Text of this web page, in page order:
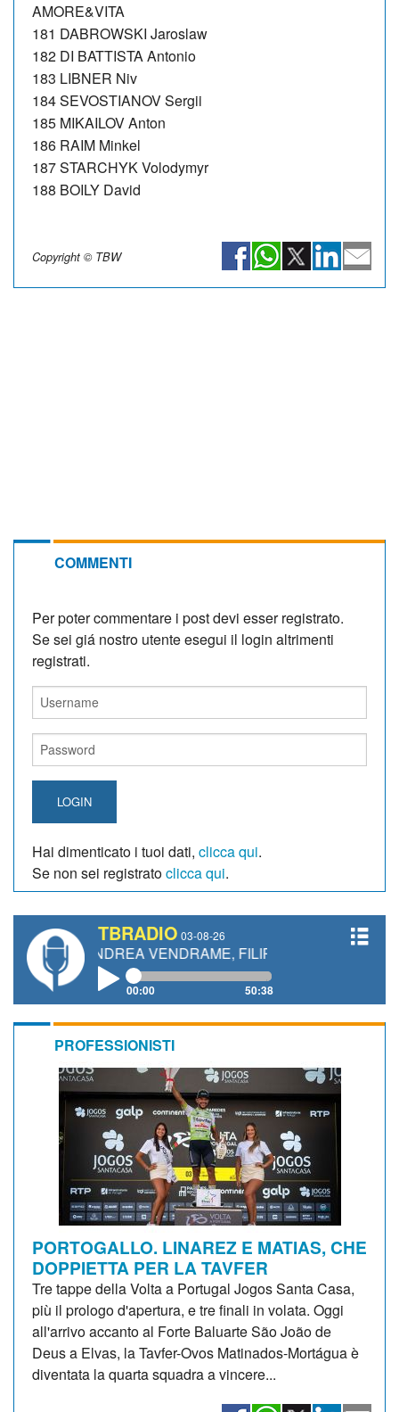
AMORE&VITA
181 DABROWSKI Jaroslaw
182 DI BATTISTA Antonio
183 LIBNER Niv
184 SEVOSTIANOV Sergii
185 MIKAILOV Anton
186 RAIM Minkel
187 STARCHYK Volodymyr
188 BOILY David
Copyright © TBW
COMMENTI
Per poter commentare i post devi esser registrato.
Se sei giá nostro utente esegui il login altrimenti
registrati.
LOGIN
Hai dimenticato i tuoi dati, clicca qui.
Se non sei registratoclicca qui.
TBRADIO 03-08-26
VENDRAME, FILIPPO FIORELLI
00:00 50:38
PROFESSIONISTI
PORTOGALLO. LINAREZ E MATIAS, CHE
DOPPIETTA PER LA TAVFER
Tre tappe della Volta a Portugal Jogos Santa Casa,
più il prologo d'apertura, e tre finali in volata. Oggi
all'arrivo accanto al Forte Baluarte São João de
Deus a Elvas, la Tavfer-Ovos Matinados-Mortágua è
diventata la quarta squadra a vincere...